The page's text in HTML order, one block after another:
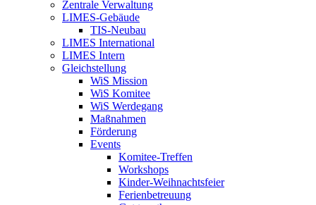
Zentrale Verwaltung
LIMES-Gebäude
TIS-Neubau
LIMES International
LIMES Intern
Gleichstellung
WiS Mission
WiS Komitee
WiS Werdegang
Maßnahmen
Förderung
Events
Komitee-Treffen
Workshops
Kinder-Weihnachtsfeier
Ferienbetreuung